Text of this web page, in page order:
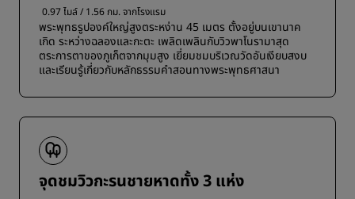
0.97 ไมล์ / 1.56 กม. จากโรงแรม
พระพุทธรูปองค์ใหญ่สูงตระหง่าน 45 เมตร ตั้งอยู่บนเขานาค
เกิด ระหว่างฉลองและกะตะ เพลิดเพลินกับวิวพาโนรามาสุด
ตระการตาของภูเก็ตจากมุมสูง เยี่ยมชมบริเวณวัดอันเงียบสงบ
และเรียนรู้เกี่ยวกับหลักธรรมคำสอนทางพระพุทธศาสนา
จุดชมวิวกะรนชายหาดทั้ง 3 แห่ง